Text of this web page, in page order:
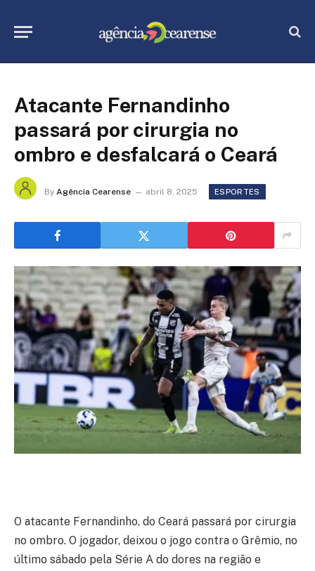
Atacante Fernandinho
passará por cirurgia no
ombro e desfalcará o Ceará
By Agência Cearense abril 8, 2025 ESPORTES
O atacante Fernandinho, do Ceará passará por cirurgia
no ombro. O jogador, deixou o jogo contra o Grêmio, no
último sábado pela Série A do dores na região e